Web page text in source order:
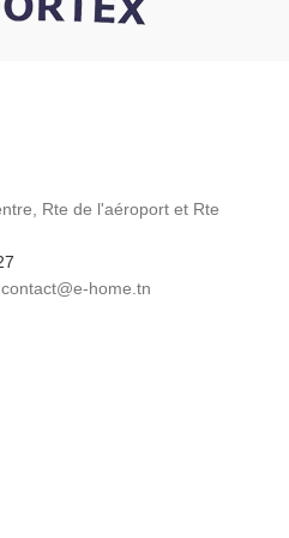
Rte de l'aéroport et Rte
home.tn